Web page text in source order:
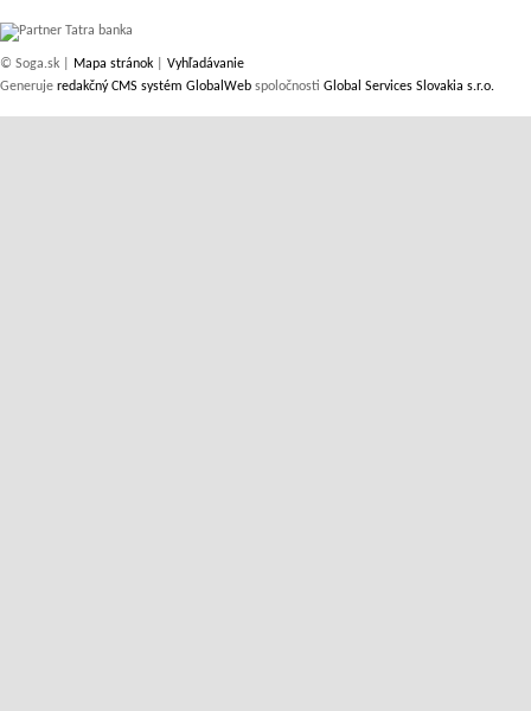
© Soga.sk | Mapa stránok
Vyhľadávanie
Generuje redakčný CMS systém GlobalWeb spoločnosti Global Services Slovakia s.r.o.